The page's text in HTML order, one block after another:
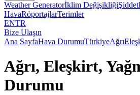
Weather Generatorİklim Değişikliği
HavaRöportajlarTerimler
ENTR
Bize Ulaşın
Ana SayfaHava DurumuTürkiyeAğrı
Ağrı, Eleşkirt,
Durumu